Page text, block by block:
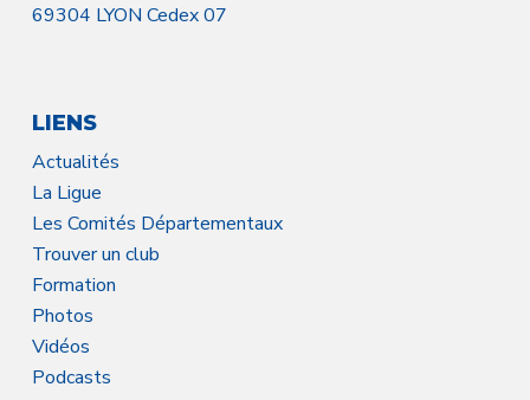
69304 LYON Cedex 07
LIENS
Actualités
La Ligue
Les Comités Départementaux
Trouver un club
Formation
Photos
Vidéos
Podcasts